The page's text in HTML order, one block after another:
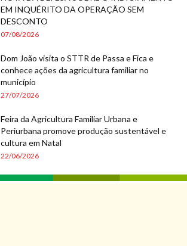
EM INQUÉRITO DA OPERAÇÃO SEM
DESCONTO
07/08/2026
Dom João visita o STTR de Passa e Fica e
conhece ações da agricultura familiar no
município
27/07/2026
Feira da Agricultura Familiar Urbana e
Periurbana promove produção sustentável e
cultura em Natal
22/06/2026